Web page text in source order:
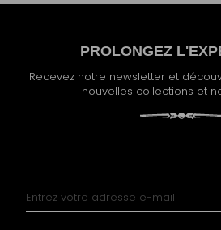
PROLONGEZ
Recevez notre newsletter et
nouvelles collections et